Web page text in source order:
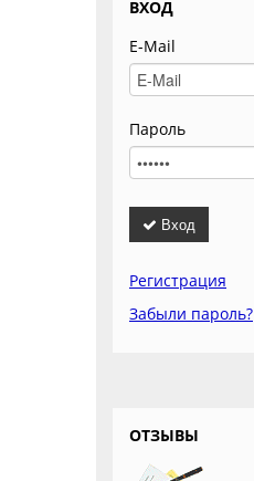
ВХОД
E-Mail
Пароль
Вход
Регистрация
Забыли пароль?
ОТЗЫВЫ